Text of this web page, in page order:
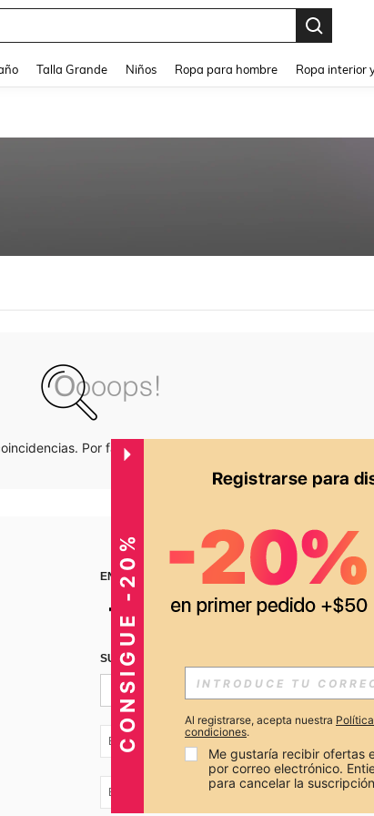
Talla Grande Niños Ropa para hombre Ropa interior
Por favor inténtalo de nuevo.
ENCUÉNTRANOS EN APP
SUSCRÍBETE PARA RECIBIR OFERTAS
EC + 593
EC + 593
CONSIGUE -20% Al registrarse, acepta nuestra
condiciones.
Me gustaría recibir ofertas
por correo electrónico.
para cancelar la